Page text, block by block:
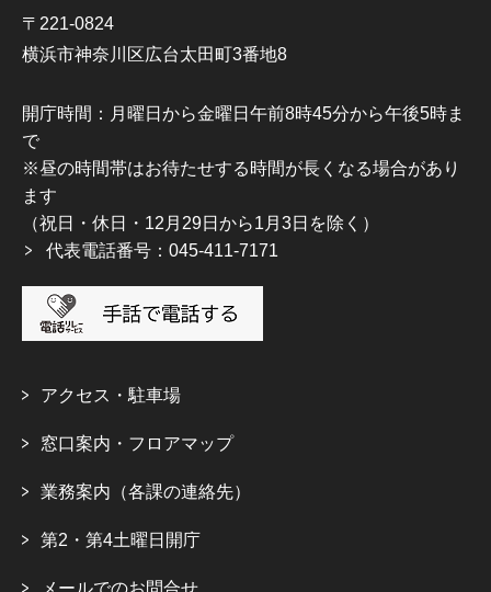
〒221-0824
横浜市神奈川区広台太田町3番地8
開庁時間：月曜日から金曜日午前8時45分から午後5時ま
で
※昼の時間帯はお待たせする時間が長くなる場合があり
ます
（祝日・休日・12月29日から1月3日を除く）
代表電話番号：045-411-7171
アクセス・駐車場
窓口案内・フロアマップ
業務案内（各課の連絡先）
第2・第4土曜日開庁
メールでのお問合せ